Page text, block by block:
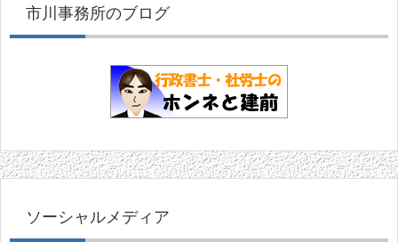
市川事務所のブログ
ソーシャルメディア